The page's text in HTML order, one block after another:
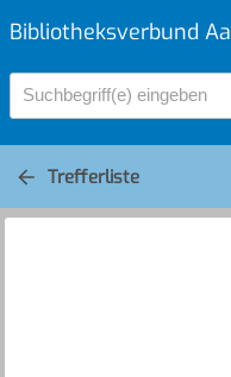
Bibliotheksverbund
Suchbegriff(e) eingeben
Trefferliste